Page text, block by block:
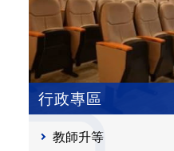
行政專區
教師升等